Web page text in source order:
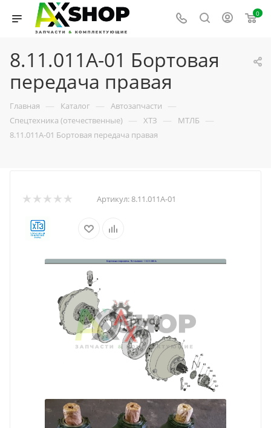
0
8.11.011А-01 Бортовая
передача правая
Главная — Каталог — Автозапчасти —
Спецтехника (отечественные) — ХТЗ — МТЛБ —
8.11.011А-01 Бортовая передача правая
Артикул:8.11.011А-01